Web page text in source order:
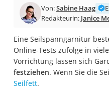
Von:Sabine Haag
Redakteurin: Janice
Eine Seilspanngarnitur
Online-Tests zufolge in
Vorrichtung lassen sich
festziehen. Wenn Sie die
Seilfett.